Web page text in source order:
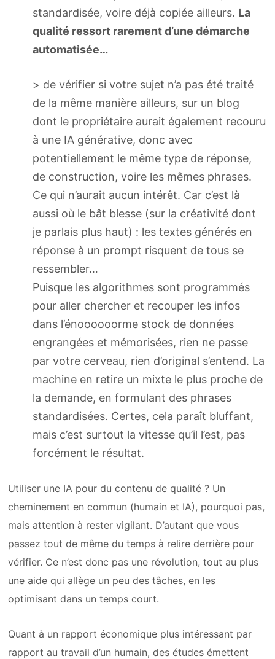
standardisée, voire déjà copiée ailleurs. La
qualité ressort rarement d’une démarche
automatisée…
> de vérifier si votre sujet n’a pas été traité
de la même manière ailleurs, sur un blog
dont le propriétaire aurait également recouru
à une IA générative, donc avec
potentiellement le même type de réponse,
de construction, voire les mêmes phrases.
Ce qui n’aurait aucun intérêt. Car c’est là
aussi où le bât blesse (sur la créativité dont
je parlais plus haut) : les textes générés en
réponse à un prompt risquent de tous se
ressembler…
Puisque les algorithmes sont programmés
pour aller chercher et recouper les infos
dans l’énoooooorme stock de données
engrangées et mémorisées, rien ne passe
par votre cerveau, rien d’original s’entend. La
machine en retire un mixte le plus proche de
la demande, en formulant des phrases
standardisées. Certes, cela paraît bluffant,
mais c’est surtout la vitesse qu’il l’est, pas
forcément le résultat.
Utiliser une IA pour du contenu de qualité ? Un
cheminement en commun (humain et IA), pourquoi pas,
mais attention à rester vigilant. D’autant que vous
passez tout de même du temps à relire derrière pour
vérifier. Ce n’est donc pas une révolution, tout au plus
une aide qui allège un peu des tâches, en les
optimisant dans un temps court.
Quant à un rapport économique plus intéressant par
rapport au travail d’un humain, des études émettent